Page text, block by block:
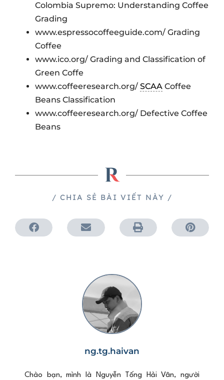
Colombia Supremo: Understanding Coffee
Grading
www.espressocoffeeguide.com/ Grading
Coffee
www.ico.org/ Grading and Classification of
Green Coffe
www.coffeeresearch.org/ SCAA Coffee
Beans Classification
www.coffeeresearch.org/ Defective Coffee
Beans
/ CHIA SẺ BÀI VIẾT NÀY /
ng.tg.haivan
Chào bạn, mình là Nguyễn Tống Hải Vân, người